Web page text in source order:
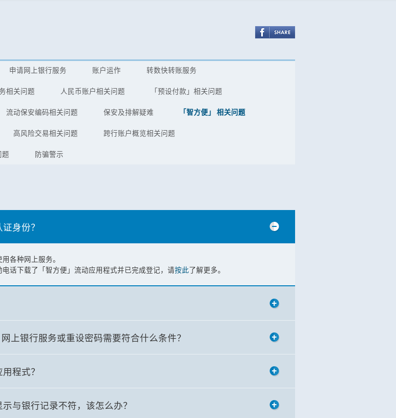
申请网上银行服务 账户运作 转数快转账服务
相关问题 人民币账户相关问题 「预设付款」相关问题
流动保安编码相关问题 保安及排解疑难 「智方便」 相关问题
高风险交易相关问题 跨行账户概览相关问题
题 防骗警示
身份？
各种网上服务。
话下载了「智方便」流动应用程式并已完成登记，请按此 了解更多。
上银行服务或重设密码需要符合什么条件？
程式？
与银行记录不符，该怎么办？